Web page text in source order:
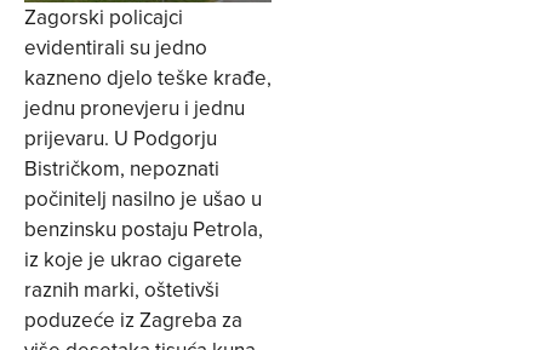
Zagorski policajci
evidentirali su jedno
kazneno djelo teške krađe,
jednu pronevjeru i jednu
prijevaru. U Podgorju
Bistričkom, nepoznati
počinitelj nasilno je ušao u
benzinsku postaju Petrola,
iz koje je ukrao cigarete
raznih marki, oštetivši
poduzeće iz Zagreba za